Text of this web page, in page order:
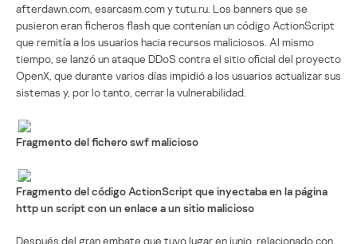
afterdawn.com, esarcasm.com y tutu.ru. Los banners que se
pusieron eran ficheros flash que contenían un código ActionScript
que remitía a los usuarios hacia recursos maliciosos. Al mismo
tiempo, se lanzó un ataque DDoS contra el sitio oficial del proyecto
OpenX, que durante varios días impidió a los usuarios actualizar sus
sistemas y, por lo tanto, cerrar la vulnerabilidad.
Fragmento del fichero swf malicioso
Fragmento del código ActionScript que inyectaba en la página
http un script con un enlace a un sitio malicioso
Después del gran embate que tuvo lugar en junio, relacionado con